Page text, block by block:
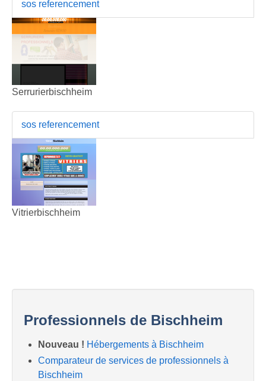
sos referencement
Serrurierbischheim
sos referencement
Vitrierbischheim
Professionnels de Bischheim
Nouveau ! Hébergements à Bischheim
Comparateur de services de professionnels à
Bischheim